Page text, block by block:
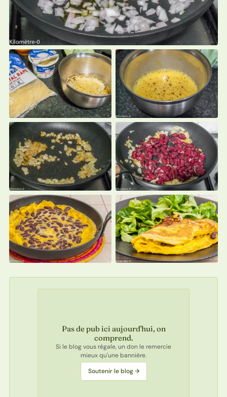
Pas de pub ici aujourd'hui, on
comprend.
Si le blog vous régale, un don le remercie
mieux qu'une bannière.
Soutenir le blog →